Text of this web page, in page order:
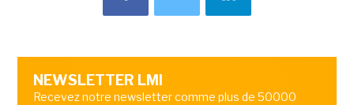
NEWSLETTER LMI
Recevez notre newsletter comme plus de 50000